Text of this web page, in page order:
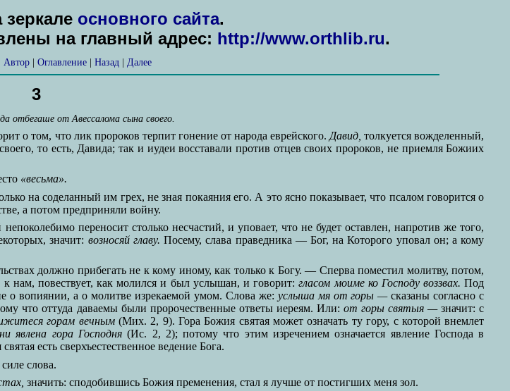
основного сайта.
на главный адрес: http://www.orthlib.ru.
Автор| Оглавление| Назад| Далее
3
отбегаше от Авессалома сына своего.
о том, что лик пророков терпит гонение от народа еврейского. Давид, толкуется вожделенный,
то есть, Давида; так и иудеи восставали против отцев своих пророков, не приемля Божиих
«весьма».
на соделанный им грех, не зная покаяния его. А это ясно показывает, что псалом говорится о
а потом предприняли войну.
переносит столько несчастий, и уповает, что не будет оставлен, напротив же того,
значит: возносяй главу. Посему, слава праведника — Бог, на Которого уповал он; а кому
должно прибегать не к кому иному, как только к Богу. — Сперва поместил молитву, потом,
к нам, повествует, как молился и был услышан, и говорит:гласом моиме ко Господу воззвах. Под
о вопиянии, а о молитве изрекаемой умом. Слова же: услыша мя от горы —сказаны согласно с
что оттуда даваемы были пророчественные ответы иереям. Или: от горы святыя —значит: с
горам вечным(Мих. 2, 9). Гора Божия святая может означать ту гору, с которой внемлет
явлена гора Господня(Ис. 2, 2); потому что этим изречением означается явление Господа в
есть сверхъестественное ведение Бога.
слова.
значить: сподобившись Божия пременения, стал я лучше от постигших меня зол.